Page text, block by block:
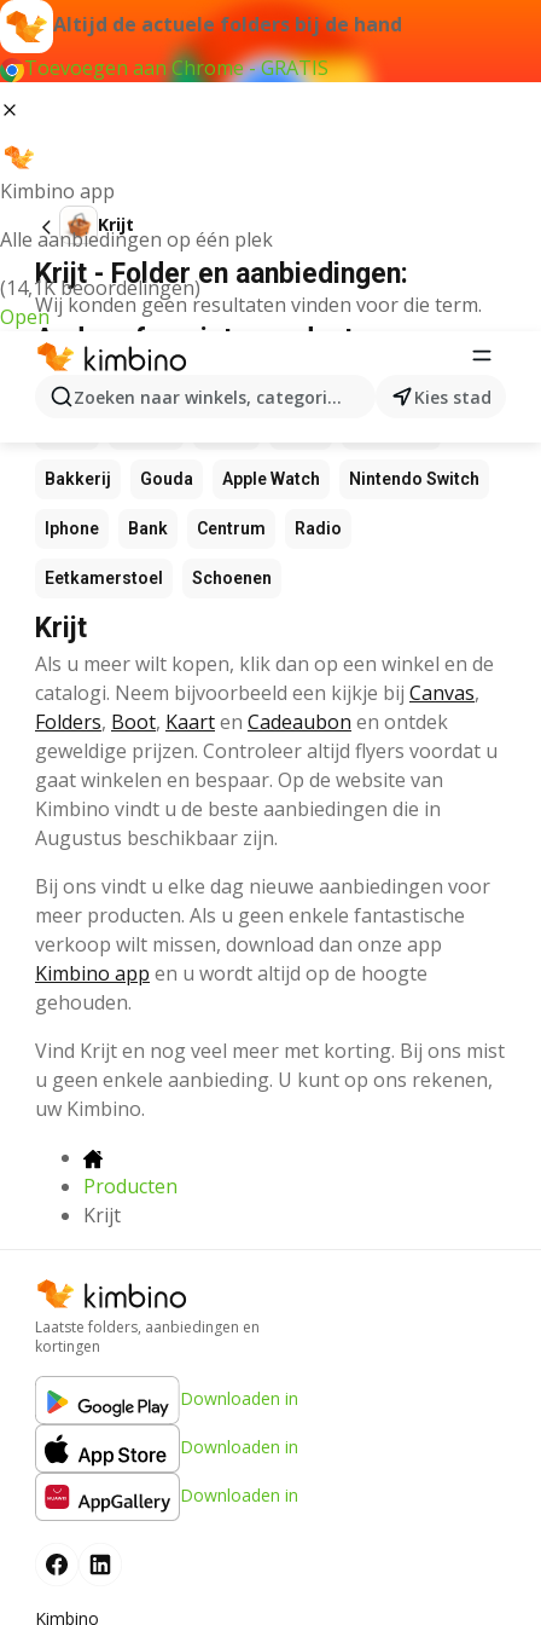
Altijd de actuele folders bij de hand
Toevoegen aan Chrome - GRATIS
Kimbino app
Alle aanbiedingen op één plek
(14,1K beoordelingen)
Open
Zoeken naar winkels, categorieën, producten...
Kies stad
Krijt
Krijt - Folder en aanbiedingen:
Wij konden geen resultaten vinden voor die term.
Andere favoriete producten
Bakkerij Gouda Apple Watch Nintendo Switch
Iphone Bank Centrum Radio
Eetkamerstoel Schoenen
Krijt
Als u meer wilt kopen, klik dan op een winkel en de
catalogi. Neem bijvoorbeeld een kijkje bij Canvas,
Folders, Boot, Kaarten Cadeaubon en ontdek
geweldige prijzen. Controleer altijd flyers voordat u
gaat winkelen en bespaar. Op de website van
Kimbino vindt u de beste aanbiedingen die in
Augustus beschikbaar zijn.
Bij ons vindt u elke dag nieuwe aanbiedingen voor
meer producten. Als u geen enkele fantastische
verkoop wilt missen, download dan onze app
Kimbino app en u wordt altijd op de hoogte
gehouden.
Vind Krijt en nog veel meer met korting. Bij ons mist
u geen enkele aanbieding. U kunt op ons rekenen,
uw Kimbino.
Producten
Krijt
Laatste folders, aanbiedingen en
kortingen
Downloaden in
Downloaden in
Downloaden in
Kimbino